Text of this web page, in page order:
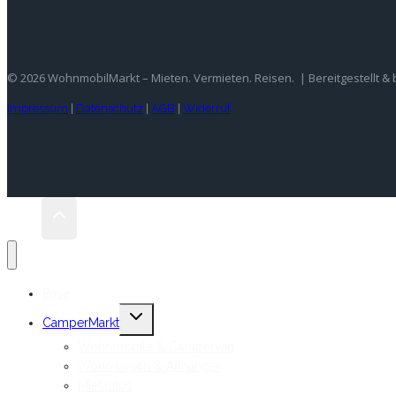
© 2026 WohnmobilMarkt – Mieten. Vermieten. Reisen. | Bereitgestellt &
Impressum Datenschutz AGB Widerruf
CamperMarkt
Untermenü
umschalten